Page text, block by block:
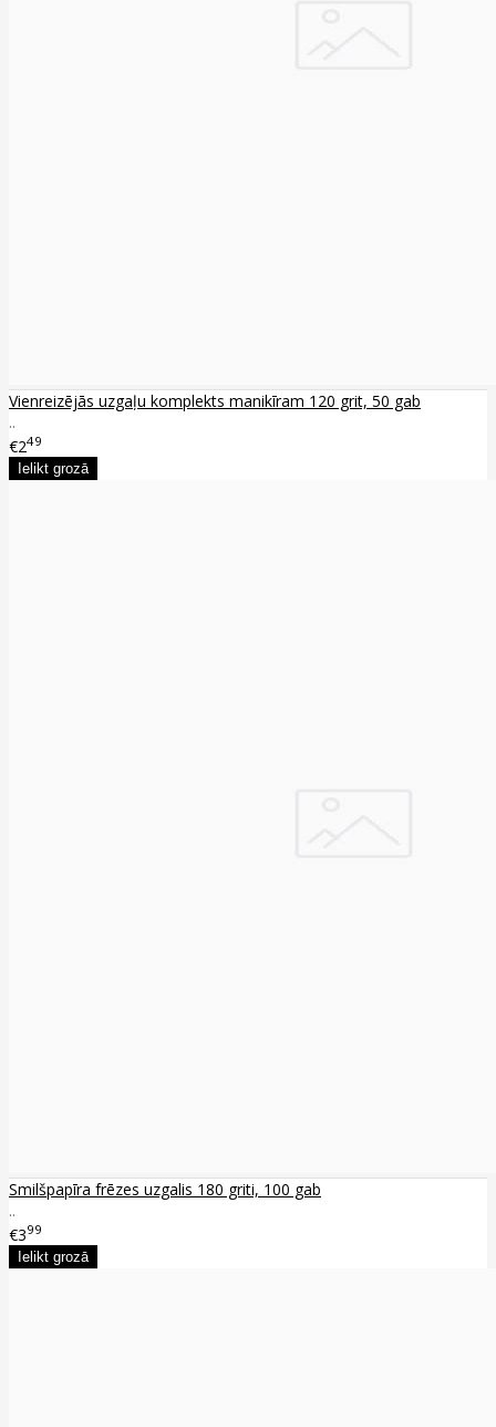
Vienreizējās uzgaļu komplekts manikīram 120 grit, 50 gab
..
€249
Smilšpapīra frēzes uzgalis 180 griti, 100 gab
..
€399